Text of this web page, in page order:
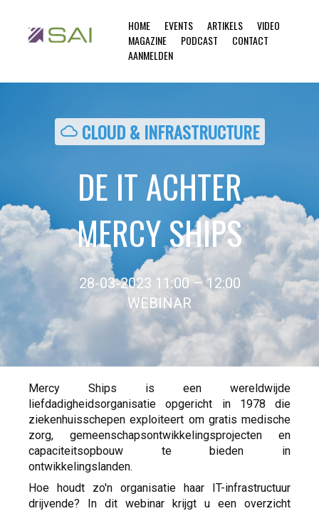
HOME EVENTS ARTIKELS
VIDEO
MAGAZINE
PODCAST
CONTACT
AANMELDEN
cloudCLOUD & INFRASTRUCTURE
DE IT ACHTER
MERCY SHIPS
28-03-2023 11:00 – 12:00
WEBINAR
Mercy Ships is een wereldwijde
liefdadigheidsorganisatie opgericht in 1978 die
ziekenhuisschepen exploiteert om gratis medische
zorg, gemeenschapsontwikkelingsprojecten en
capaciteitsopbouw te bieden in
ontwikkelingslanden.
Hoe houdt zo'n organisatie haar IT-infrastructuur
drijvende? In dit webinar krijgt u een overzicht